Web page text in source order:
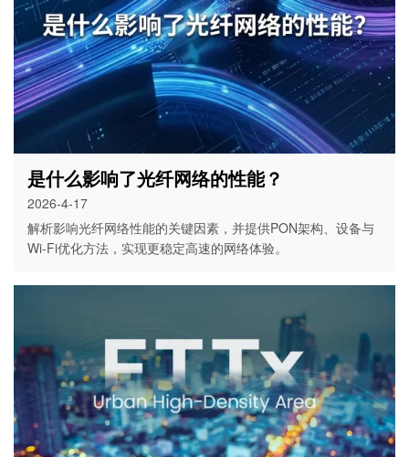
是什么影响了光纤网络的性能？
2026-4-17
解析影响光纤网络性能的关键因素，并提供PON架构、设备与
Wi-Fi优化方法，实现更稳定高速的网络体验。